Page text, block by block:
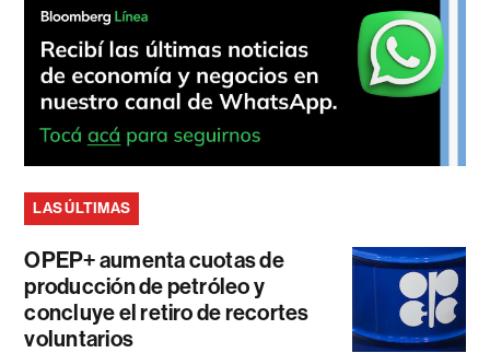
LAS ÚLTIMAS
OPEP+ aumenta cuotas de
producción de petróleo y
concluye el retiro de recortes
voluntarios